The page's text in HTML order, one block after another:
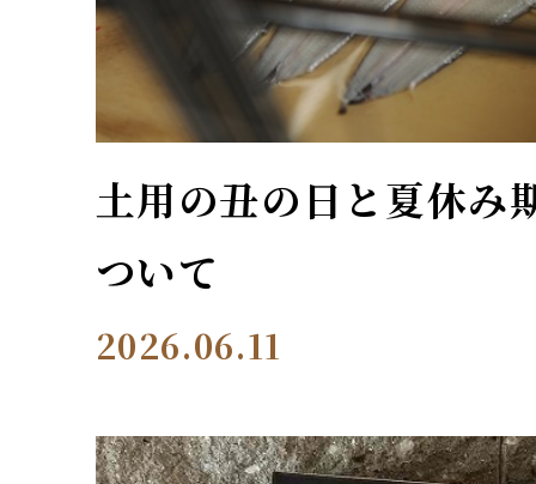
土用の丑の日と夏休み
ついて
2026.06.11